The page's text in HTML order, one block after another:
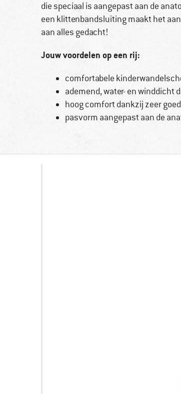
die speciaal is aangepast aan de
een klittenbandsluiting maakt het
aan alles gedacht!
Jouw voordelen op een rij:
comfortabele
ademend, water- en winddicht
hoog comfort dankzij zeer
pasvorm aangepast aan de